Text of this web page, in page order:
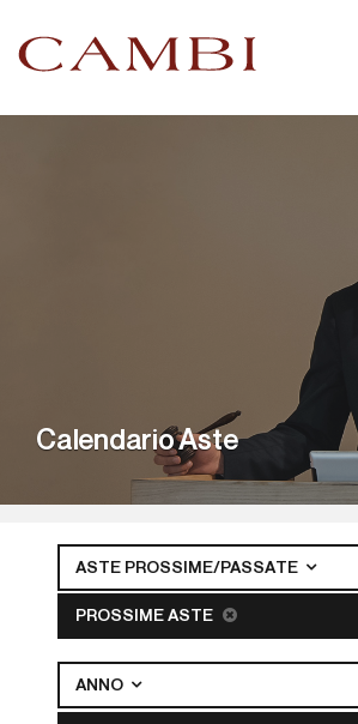
Calendario Aste
ASTE PROSSIME/PASSATE
PROSSIME ASTE
ANNO